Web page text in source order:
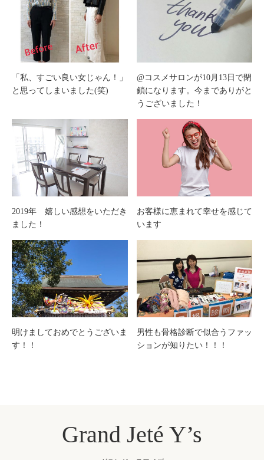
「私、すごい良い女じゃん！」
と思ってしまいました(笑)
@コスメサロンが10月13日で閉
鎖になります。今までありがと
うございました！
2019年 嬉しい感想をいただき
ました！
お客様に恵まれて幸せを感じて
います
明けましておめでとうございま
す！！
男性も骨格診断で似合うファッ
ションが知りたい！！！
Grand Jeté Y’s